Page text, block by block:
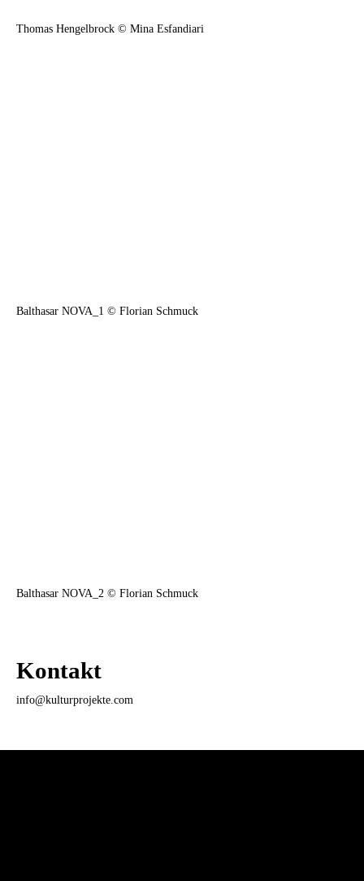
Thomas Hengelbrock © Mina Esfandiari
Balthasar NOVA_1 © Florian Schmuck
Balthasar NOVA_2 © Florian Schmuck
Kontakt
info@kulturprojekte.com